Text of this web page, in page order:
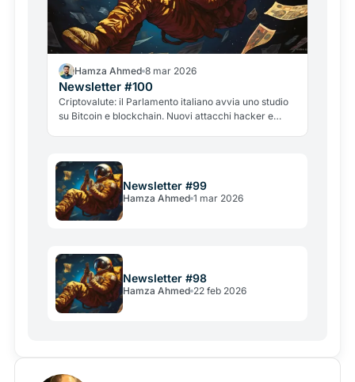
Hamza Ahmed 8 mar 2026
Newsletter #100
Criptovalute: il Parlamento italiano avvia uno studio
su Bitcoin e blockchain. Nuovi attacchi hacker e
Newsletter #99
Hamza Ahmed 1 mar 2026
Newsletter #98
Hamza Ahmed 22 feb 2026